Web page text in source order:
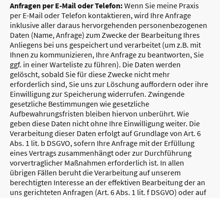
Anfragen per E-Mail oder Telefon: Wenn Sie meine Praxis
per E-Mail oder Telefon kontaktieren, wird Ihre Anfrage
inklusive aller daraus hervorgehenden personenbezogenen
Daten (Name, Anfrage) zum Zwecke der Bearbeitung Ihres
Anliegens bei uns gespeichert und verarbeitet (um z.B. mit
Ihnen zu kommunizieren, Ihre Anfrage zu beantworten, Sie
ggf. in einer Warteliste zu führen). Die Daten werden
gelöscht, sobald Sie für diese Zwecke nicht mehr
erforderlich sind, Sie uns zur Löschung auffordern oder ihre
Einwilligung zur Speicherung widerrufen. Zwingende
gesetzliche Bestimmungen wie gesetzliche
Aufbewahrungsfristen bleiben hiervon unberührt. Wie
geben diese Daten nicht ohne Ihre Einwilligung weiter. Die
Verarbeitung dieser Daten erfolgt auf Grundlage von Art. 6
Abs. 1 lit. b DSGVO, sofern Ihre Anfrage mit der Erfüllung
eines Vertrags zusammenhängt oder zur Durchführung
vorvertraglicher Maßnahmen erforderlich ist. In allen
übrigen Fällen beruht die Verarbeitung auf unserem
berechtigten Interesse an der effektiven Bearbeitung der an
uns gerichteten Anfragen (Art. 6 Abs. 1 lit. f DSGVO) oder auf